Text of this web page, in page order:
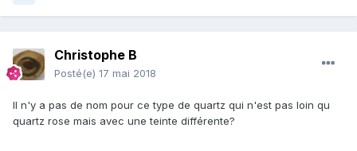
Christophe B
Posté(e) 17 mai 2018
Il n'y a pas de nom pour ce type de quartz qui n'est pas loin qu
quartz rose mais avec une teinte différente?